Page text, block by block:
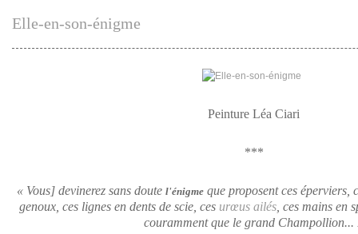
Elle-en-son-énigme
Peinture Léa Ciari
***
« Vous] devinerez sans doute l'énigmeque proposent ces éperviers,
genoux, ces lignes en dents de scie, ces urœus ailés , ces mains en
couramment que le grand Champollion...